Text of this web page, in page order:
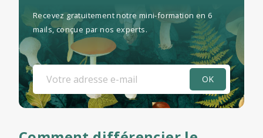
Recevez gratuitement notre mini-formation en 6
mails, conçue par nos experts.